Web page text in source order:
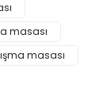
masası
masası